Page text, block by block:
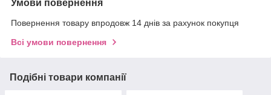
Умови повернення
Повернення товару впродовж 14 днів за рахунок покупця
Всі умови повернення
Подібні товари компанії